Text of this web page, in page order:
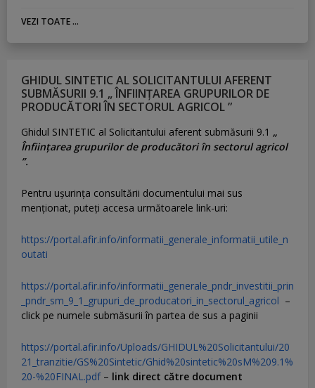
VEZI TOATE ...
GHIDUL SINTETIC AL SOLICITANTULUI AFERENT
SUBMĂSURII 9.1 „ ÎNFIINȚAREA GRUPURILOR DE
PRODUCĂTORI ÎN SECTORUL AGRICOL ”
Ghidul SINTETIC al Solicitantului aferent submăsurii 9.1 „
Înființarea grupurilor de producători în sectorul agricol
”.
Pentru uşurinţa consultării documentului mai sus
menţionat, puteţi accesa următoarele link-uri:
https://portal.afir.info/informatii_generale_informatii_utile_n
outati
https://portal.afir.info/informatii_generale_pndr_investitii_prin
_pndr_sm_9_1_grupuri_de_producatori_in_sectorul_agricol –
click pe numele submăsurii în partea de sus a paginii
https://portal.afir.info/Uploads/GHIDUL%20Solicitantului/20
21_tranzitie/GS%20Sintetic/Ghid%20sintetic%20sM%209.1%
20-%20FINAL.pdf– link direct către document